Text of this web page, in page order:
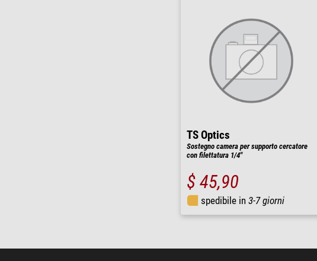
TS Optics
Sostegno camera per supporto cercatore
con filettatura 1/4"
$ 45,90
spedibile in 3-7 giorni